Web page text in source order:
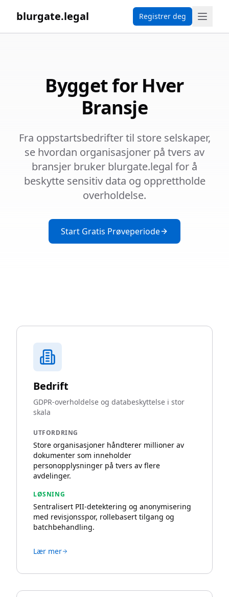
blurgate.legal Registrer deg
Bygget for Hver
Bransje
Fra oppstartsbedrifter til store selskaper,
se hvordan organisasjoner på tvers av
bransjer bruker blurgate.legal for å
beskytte sensitiv data og opprettholde
overholdelse.
Start Gratis Prøveperiode
Bedrift
GDPR-overholdelse og databeskyttelse i stor
skala
UTFORDRING
Store organisasjoner håndterer millioner av
dokumenter som inneholder
personopplysninger på tvers av flere
avdelinger.
LØSNING
Sentralisert PII-detektering og anonymisering
med revisjonsspor, rollebasert tilgang og
batchbehandling.
Lær mer